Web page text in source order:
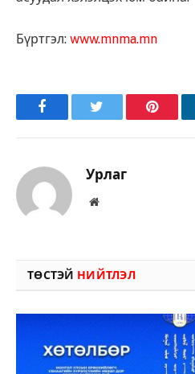
Бүртгэл: www.mnma.mn
FacebookTwitter
Урлаг
Вэбсайт
ТӨСТЭЙ НИЙТЛЭЛ